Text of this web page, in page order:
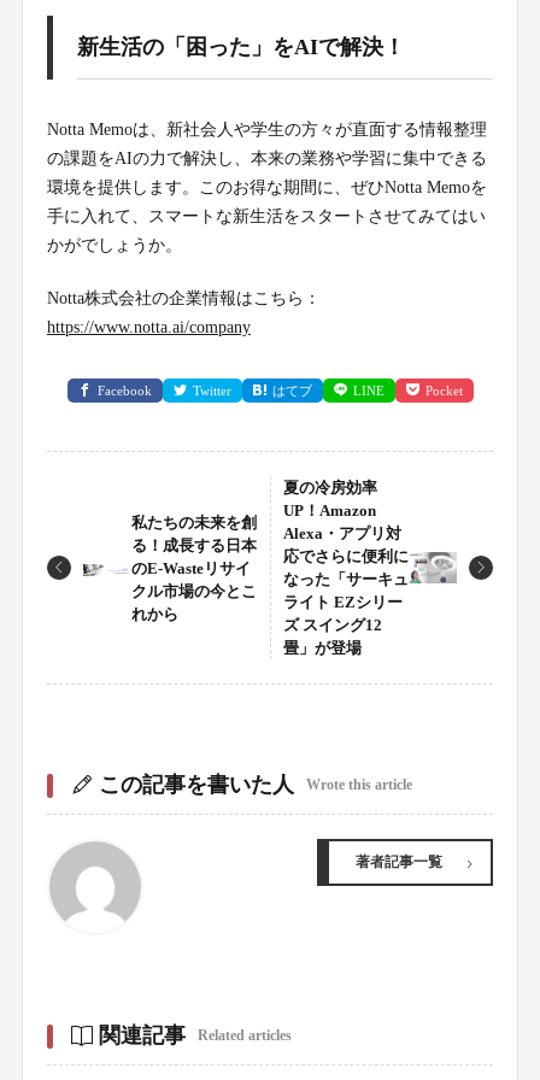
新生活の「困った」をAIで解決！
Notta Memoは、新社会人や学生の方々が直面する情報整理
の課題をAIの力で解決し、本来の業務や学習に集中できる
環境を提供します。このお得な期間に、ぜひNotta Memoを
手に入れて、スマートな新生活をスタートさせてみてはい
かがでしょうか。
Notta株式会社の企業情報はこちら：
https://www.notta.ai/company
Facebook Twitter はてブ LINE Pocket
私たちの未来を創
る！成長する日本
のE-Wasteリサイ
クル市場の今とこ
れから
夏の冷房効率
UP！Amazon
Alexa・アプリ対
応でさらに便利に
なった「サーキュ
ライト EZシリー
ズ スイング12
畳」が登場
この記事を書いた人 Wrote this article
著者記事一覧
関連記事 Related articles